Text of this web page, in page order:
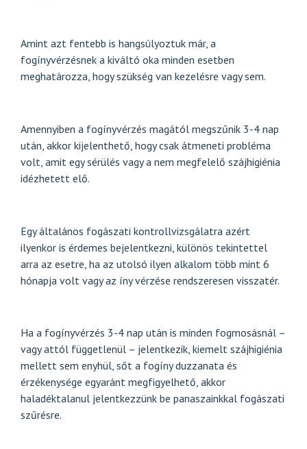
Amint azt fentebb is hangsúlyoztuk már, a
fogínyvérzésnek a kiváltó oka minden esetben
meghatározza, hogy szükség van kezelésre vagy sem.
Amennyiben a fogínyvérzés magától megszűnik 3-4 nap
után, akkor kijelenthető, hogy csak átmeneti probléma
volt, amit egy sérülés vagy a nem megfelelő szájhigiénia
idézhetett elő.
Egy általános fogászati kontrollvizsgálatra azért
ilyenkor is érdemes bejelentkezni, különös tekintettel
arra az esetre, ha az utolsó ilyen alkalom több mint 6
hónapja volt vagy az íny vérzése rendszeresen visszatér.
Ha a fogínyvérzés 3-4 nap után is minden fogmosásnál –
vagy attól függetlenül – jelentkezik, kiemelt szájhigiénia
mellett sem enyhül, sőt a fogíny duzzanata és
érzékenysége egyaránt megfigyelhető, akkor
haladéktalanul jelentkezzünk be panaszainkkal fogászati
szűrésre.